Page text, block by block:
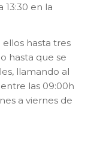
13:30 en la
hasta tres
hasta que se
llamando al
las 09:00h
a viernes de